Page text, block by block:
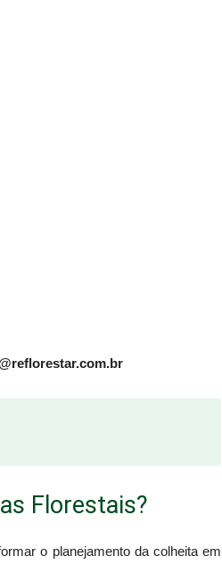
Florestais?
o planejamento da colheita em